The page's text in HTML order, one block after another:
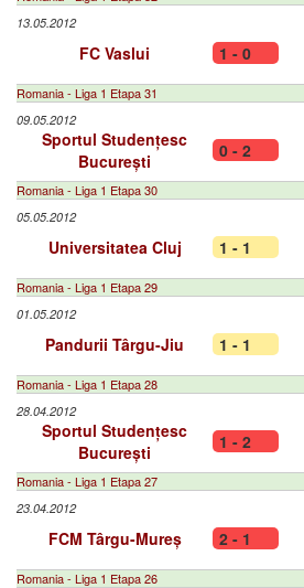
13.05.2012
FC Vaslui 1 - 0
Romania - Liga 1 Etapa 31
09.05.2012
Sportul Studențesc
București
0 - 2
Romania - Liga 1 Etapa 30
05.05.2012
Universitatea Cluj 1 - 1
Romania - Liga 1 Etapa 29
01.05.2012
Pandurii Târgu-Jiu 1 - 1
Romania - Liga 1 Etapa 28
28.04.2012
Sportul Studențesc
București
1 - 2
Romania - Liga 1 Etapa 27
23.04.2012
FCM Târgu-Mureș 2 - 1
Romania - Liga 1 Etapa 26